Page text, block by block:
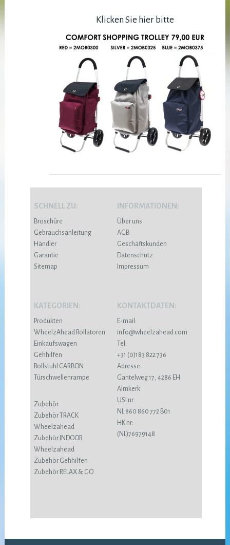
Klicken Sie hier bitte
SCHNELL ZU:
Broschüre
Gebrauchsanleitung
Händler
Garantie
Sitemap
INFORMATIONEN:
Über uns
AGB
Geschäftskunden
Datenschutz
Impressum
KATEGORIEN:
Produkten
WheelzAhead Rollatoren
Einkaufswagen
Gehhilfen
Rollstuhl CARBON
Türschwellenrampe
Zubehör
Zubehör TRACK
Wheelzahead
Zubehör INDOOR
Wheelzahead
Zubehör Gehhilfen
Zubehör RELAX & GO
KONTAKTDATEN:
E-mail:
info@wheelzahead.com
Tel:
+31 (0)183 822 736
Adresse:
Gantelweg 17, 4286 EH
Almkerk
USI nr:
NL 860 860 772 B01
HK nr:
(NL)76979148